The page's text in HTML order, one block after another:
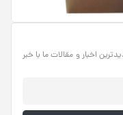
اخبار و مقالات ما با خبر